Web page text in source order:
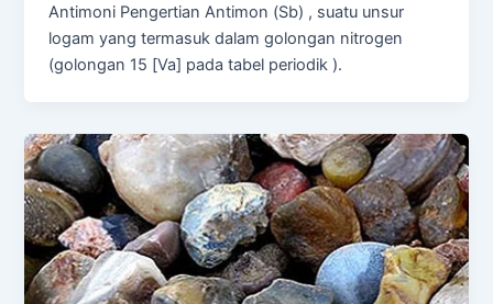
Antimoni Pengertian Antimon (Sb) , suatu unsur
logam yang termasuk dalam golongan nitrogen
(golongan 15 [Va] pada tabel periodik ).